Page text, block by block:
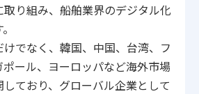
り組み、船舶業界のデジタル化
けでなく、韓国、中国、台湾、フ
ール、ヨーロッパなど海外市場
ており、グローバル企業として